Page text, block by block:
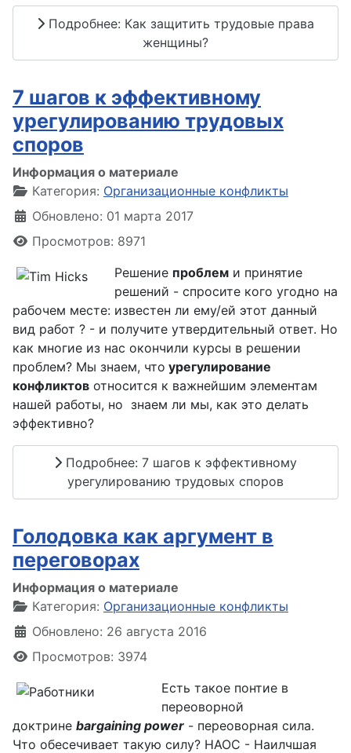
Подробнее: Как защитить трудовые права
женщины?
7 шагов к эффективному
урегулированию трудовых
споров
Информация о материале
Категория: Организационные конфликты
Обновлено: 01 марта 2017
Просмотров: 8971
Решение проблем и принятие
решений - спросите кого угодно на
рабочем месте: известен ли ему/ей этот данный
вид работ ? - и получите утвердительный ответ. Но
как многие из нас окончили курсы в решении
проблем? Мы знаем, что урегулирование
конфликтов относится к важнейшим элементам
нашей работы, но знаем ли мы, как это делать
эффективно?
Подробнее: 7 шагов к эффективному
урегулированию трудовых споров
Голодовка как аргумент в
переговорах
Информация о материале
Категория: Организационные конфликты
Обновлено: 26 августа 2016
Просмотров: 3974
Есть такое понтие в
переоворной
доктрине bargaining power - переоворная сила.
Что обесечивает такую силу? НАОС - Наилчшая